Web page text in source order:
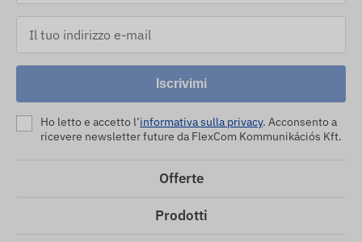
Iscrivimi
Ho letto e accetto l’informativa sulla privacy. Acconsento a
ricevere newsletter future da FlexCom Kommunikációs Kft.
Offerte
Prodotti